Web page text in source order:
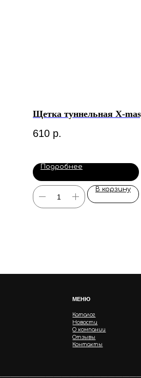
Щетка туннельная X-
610 р.
Подробнее
В корзину
МЕНЮ
Каталог
Новости
О компании
Отзывы
Контакты